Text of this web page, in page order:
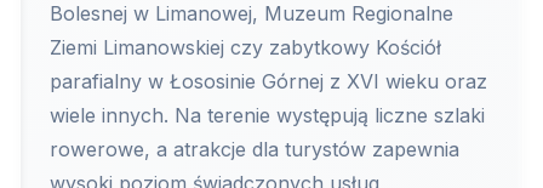
Bolesnej w Limanowej, Muzeum Regionalne
Ziemi Limanowskiej czy zabytkowy Kościół
parafialny w Łososinie Górnej z XVI wieku oraz
wiele innych. Na terenie występują liczne szlaki
rowerowe, a atrakcje dla turystów zapewnia